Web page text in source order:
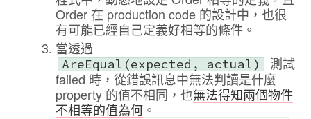
Order 在 production code 的設計中，也很
有可能已經自己定義好相等的條件。
當透過
AreEqual(expected, actual)
測試
failed 時，從錯誤訊息中無法判讀是什麼
property 的值不相同，也無法得知兩個物件
不相等的值為何。